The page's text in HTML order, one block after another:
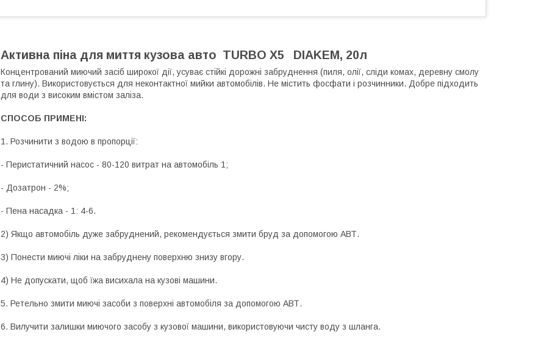
Активна піна для миття кузова авто TURBO X5 DIAKEM, 20л
Концентрований миючий засіб широкої дії, усуває стійкі дорожні забруднення (пиля, олії, сліди комах, деревну смолу
та глину). Використовується для неконтактної мийки автомобілів. Не містить фосфати і розчинники. Добре підходить
для води з високим вмістом заліза.
СПОСОБ ПРИМЕНІ:
1. Розчинити з водою в пропорції:
- Перистатичний насос - 80-120 витрат на автомобіль 1;
- Дозатрон - 2%;
- Пена насадка - 1: 4-6.
2) Якщо автомобіль дуже забруднений, рекомендується змити бруд за допомогою АВТ.
3) Понести миючі ліки на забруднену поверхню знизу вгору.
4) Не допускати, щоб їжа висихала на кузові машини.
5. Ретельно змити миючі засоби з поверхні автомобіля за допомогою АВТ.
6. Вилучити залишки миючого засобу з кузової машини, використовуючи чисту воду з шланга.